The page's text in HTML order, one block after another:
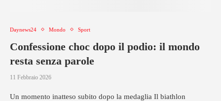
Daynews24 Mondo Sport
Confessione choc dopo il podio: il mondo
resta senza parole
11 Febbraio 2026
Un momento inatteso subito dopo la medaglia Il biathlon